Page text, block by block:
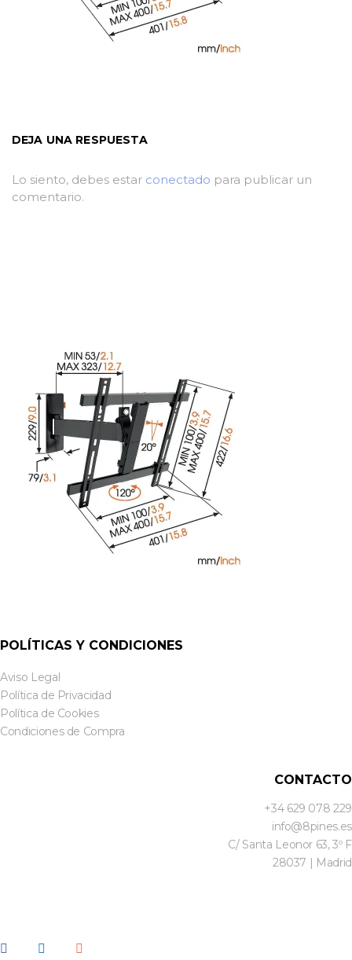
DEJA UNA RESPUESTA
Lo siento, debes estar conectado para publicar un
comentario.
POLÍTICAS Y CONDICIONES
Aviso Legal
Política de Privacidad
Política de Cookies
Condiciones de Compra
CONTACTO
+34 629 078 229
info@8pines.es
C/ Santa Leonor 63, 3º F
28037 | Madrid